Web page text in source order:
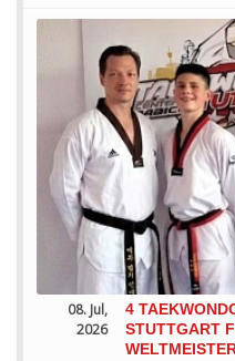
08. Jul,
2026
4
STUTTGART